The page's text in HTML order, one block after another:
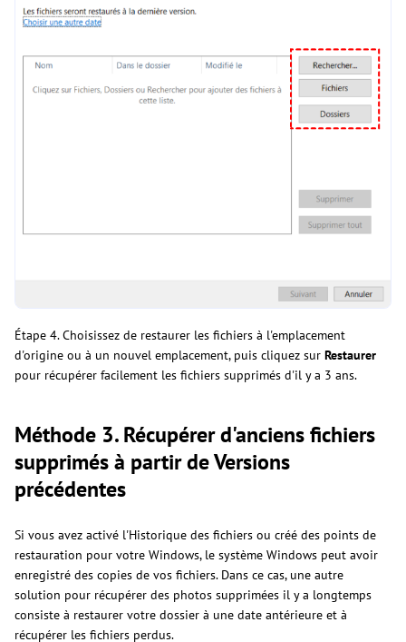
Étape 4. Choisissez de restaurer les fichiers à l'emplacement
d'origine ou à un nouvel emplacement, puis cliquez sur Restaurer
pour récupérer facilement les fichiers supprimés d'il y a 3 ans.
Méthode 3. Récupérer d'anciens fichiers
supprimés à partir de Versions
précédentes
Si vous avez activé l'Historique des fichiers ou créé des points de
restauration pour votre Windows, le système Windows peut avoir
enregistré des copies de vos fichiers. Dans ce cas, une autre
solution pour récupérer des photos supprimées il y a longtemps
consiste à restaurer votre dossier à une date antérieure et à
récupérer les fichiers perdus.